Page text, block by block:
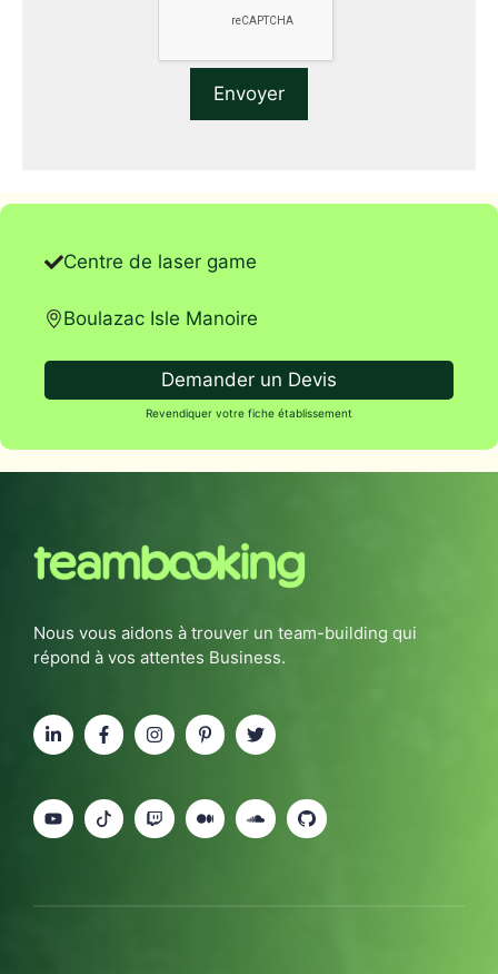
Centre de laser game
Boulazac Isle Manoire
Demander un Devis
Revendiquer votre fiche établissement
Nous vous aidons à trouver un team-building qui
répond à vos attentes Business.